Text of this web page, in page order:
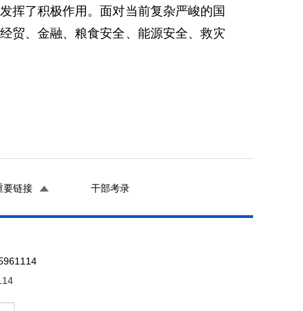
了积极作用。面对当前复杂严峻的国
贸、金融、粮食安全、能源安全、救灾
要链接 干部考录